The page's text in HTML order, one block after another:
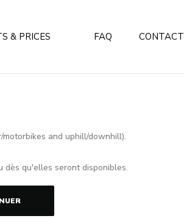
& PRICES FAQ CONTACT
and uphill/downhill).
dès qu'elles seront disponibles.